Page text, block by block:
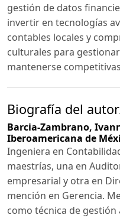
gestión de datos
invertir en tecnologías
contables locales y
culturales para
mantenerse
Biografía del
Barcia-Zambrano,
Iberoamericana de
Ingeniera en
maestrías, una en
empresarial y otra en
mención en Gerencia.
como técnica de